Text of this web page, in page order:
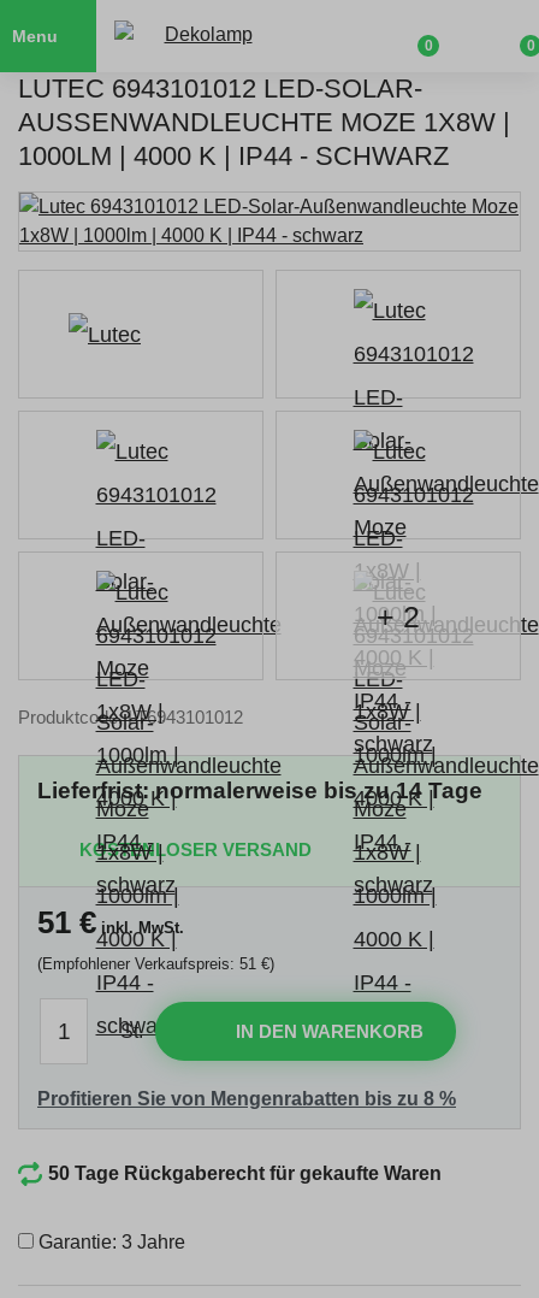
Menu
0 0
LUTEC 6943101012 LED-SOLAR-
AUSSENWANDLEUCHTE MOZE 1X8W | 1
000LM | 4000 K | IP44 - SCHWARZ
+ 2
Produktcode: LT6943101012
Lieferfrist: normalerweise bis zu 14 Tage
KOSTENLOSER VERSAND
51 € inkl. MwSt.
(Empfohlener Verkaufspreis: 51 €)
St. IN DEN WARENKORB
Profitieren Sie von Mengenrabatten bis zu 8 %
50 Tage Rückgaberecht für gekaufte Waren
Garantie: 3 Jahre